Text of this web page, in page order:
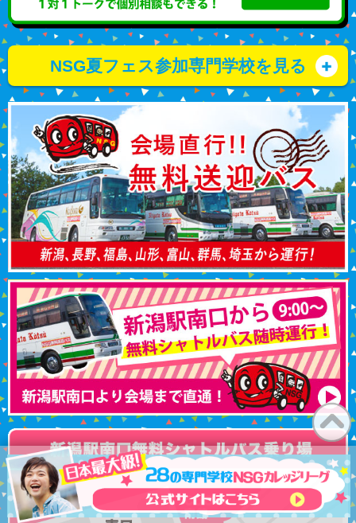
NSG夏フェス参加専門学校を見る